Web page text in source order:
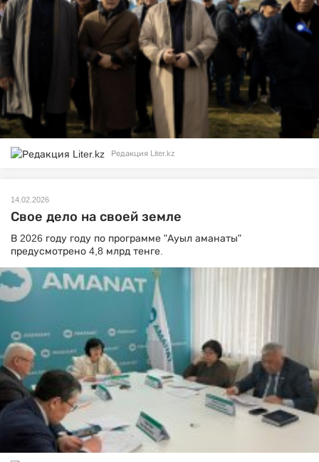
Редакция Liter.kz
14.02.2026
Свое дело на своей земле
В 2026 году году по программе "Ауыл аманаты"
предусмотрено 4,8 млрд тенге.